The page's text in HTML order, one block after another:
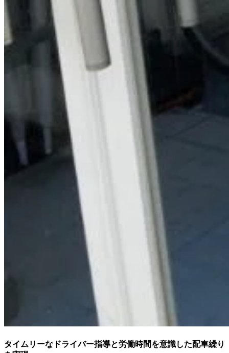
タイムリーなドライバー指導と労働時間を意識した配車繰り